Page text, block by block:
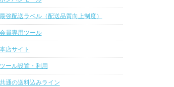
最強配送ラベル（配送品質向上制度）
会員専用ツール
本店サイト
ツール設置・利用
共通の送料込みライン